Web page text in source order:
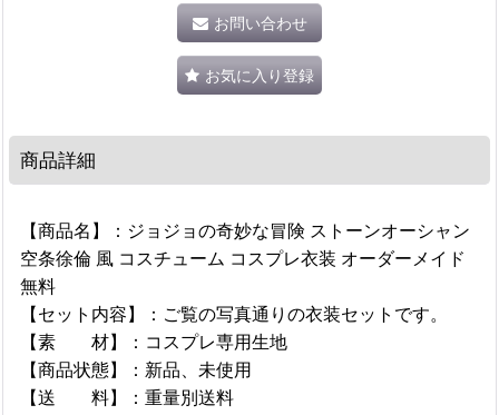
お問い合わせ
お気に入り登録
商品詳細
【商品名】：ジョジョの奇妙な冒険 ストーンオーシャン
空条徐倫 風 コスチューム コスプレ衣装 オーダーメイド
無料
【セット内容】：ご覧の写真通りの衣装セットです。
【素 材】：コスプレ専用生地
【商品状態】：新品、未使用
【送 料】：重量別送料